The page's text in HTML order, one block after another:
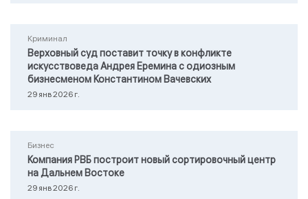
Криминал
Верховный суд поставит точку в конфликте
искусствоведа Андрея Еремина с одиозным
бизнесменом Константином Вачевских
29 янв 2026 г.
Бизнес
Компания РВБ построит новый сортировочный центр
на Дальнем Востоке
29 янв 2026 г.